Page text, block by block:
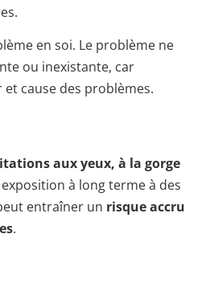
en soi. Le problème ne
ou inexistante, car
et cause des problèmes.
aux yeux, à la gorge
à long terme à des
entraîner un risque accru
.